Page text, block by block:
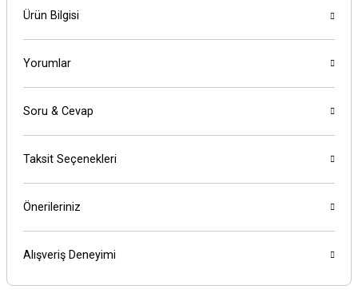
Ürün Bilgisi
Yorumlar
Soru & Cevap
Taksit Seçenekleri
Önerileriniz
Alışveriş Deneyimi